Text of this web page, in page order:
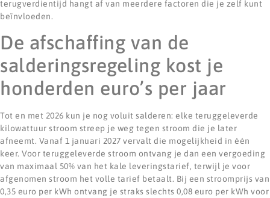
terugverdientijd hangt af van meerdere factoren die je zelf kunt
beïnvloeden.
De afschaffing van de
salderingsregeling kost je
honderden euro’s per jaar
Tot en met 2026 kun je nog voluit salderen: elke teruggeleverde
kilowattuur stroom streep je weg tegen stroom die je later
afneemt. Vanaf 1 januari 2027 vervalt die mogelijkheid in één
keer. Voor teruggeleverde stroom ontvang je dan een vergoeding
van maximaal 50% van het kale leveringstarief, terwijl je voor
afgenomen stroom het volle tarief betaalt. Bij een stroomprijs van
0,35 euro per kWh ontvang je straks slechts 0,08 euro per kWh voor